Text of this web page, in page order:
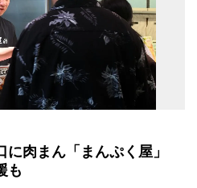
に肉まん「まんぷく屋」
も